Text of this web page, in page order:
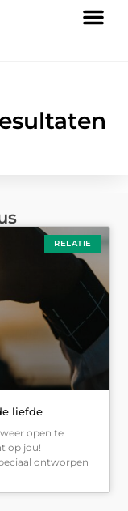
RELATIE
liefde
open te
op jou!
ontworpen